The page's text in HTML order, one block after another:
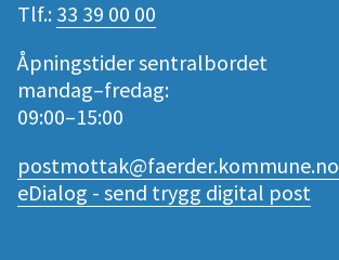
Tlf.: 33 39 00 00
Åpningstider sentralbordet
mandag–fredag:
09:00–15:00
postmottak@faerder.kommune.no
eDialog - send trygg digital post